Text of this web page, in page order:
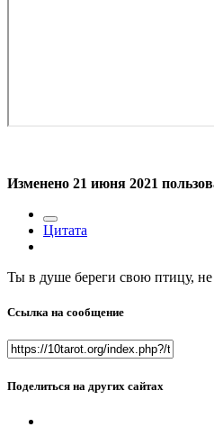
Изменено 21 июня 2021
Цитата
Ты в душе береги свою птицу, не
Ссылка на сообщение
Поделиться на других сайтах